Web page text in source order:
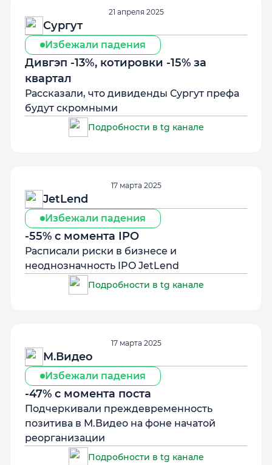
21 апреля 2025
Сургут
Избежали падения
Дивгэп -13%, котировки -15% за
квартал
Рассказали, что дивиденды Сургут префа
будут скромными
Подробности в tg канале
17 марта 2025
JetLend
Избежали падения
-55% с момента IPO
Расписали риски в бизнесе и
неоднозначность IPO JetLend
Подробности в tg канале
17 марта 2025
М.Видео
Избежали падения
-47% с момента поста
Подчеркивали преждевременность
позитива в М.Видео на фоне начатой
реорганизации
Подробности в tg канале